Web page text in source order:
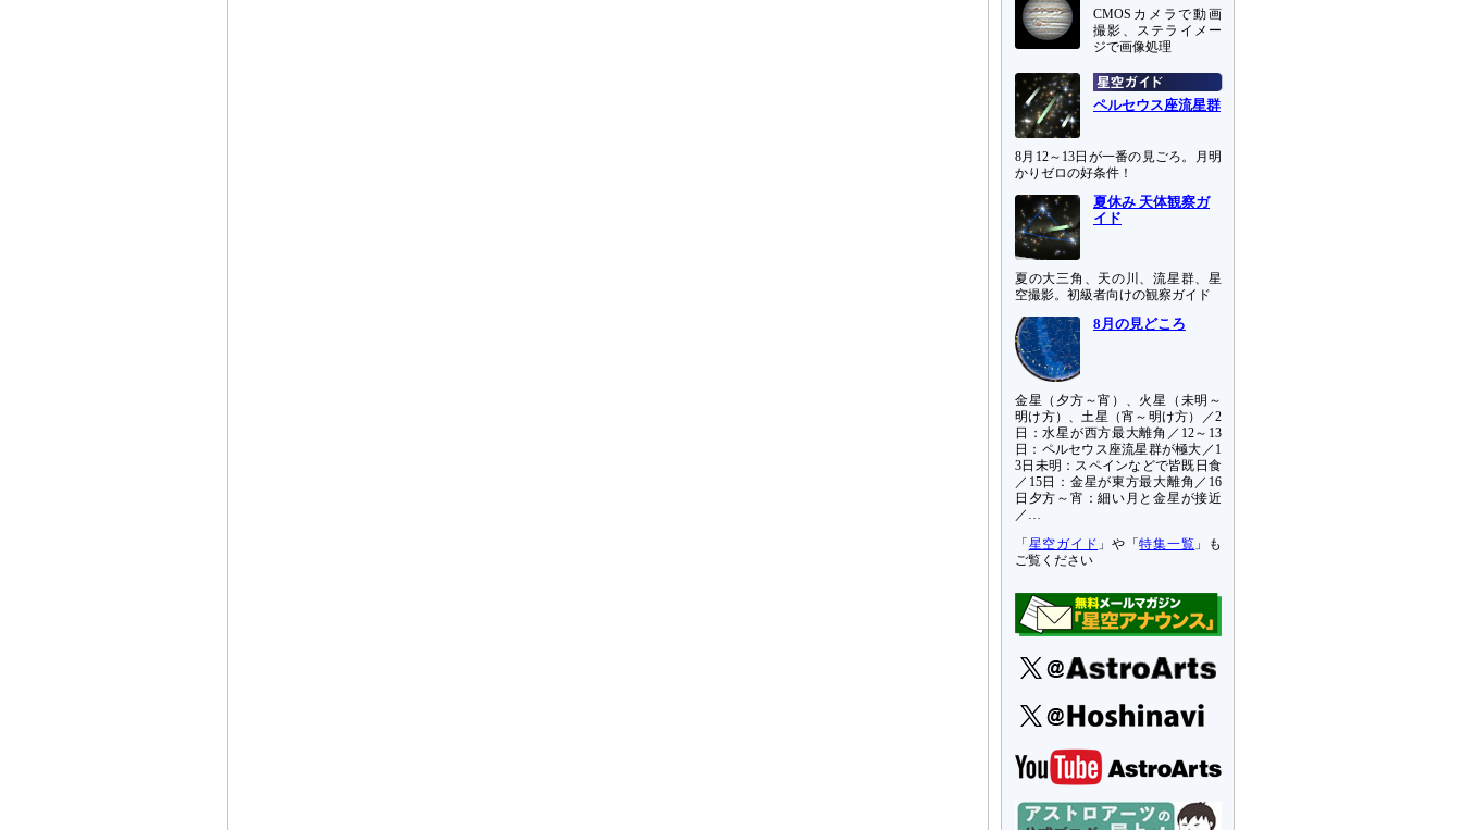
CMOSカメラで動画
撮影、ステライメー
ジで画像処理
ペルセウス座流星群
8月12～13日が一番の見ごろ。月明
かりゼロの好条件！
夏休み 天体観察ガ
イド
夏の大三角、天の川、流星群、星
空撮影。初級者向けの観察ガイド
8月の見どころ
金星（夕方～宵）、火星（未明～
明け方）、土星（宵～明け方）／2
日：水星が西方最大離角／12～13
日：ペルセウス座流星群が極大／1
3日未明：スペインなどで皆既日食
／15日：金星が東方最大離角／16
日夕方～宵：細い月と金星が接近
／…
「 星空ガイド 」や「特集一覧 」も
ご覧ください